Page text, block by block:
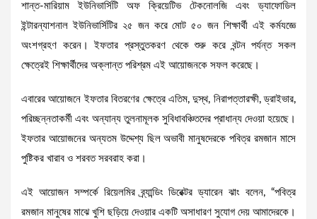
শান্ত-মারিয়াম ইউনিভার্সিটি অফ ক্রিয়েটিভ টেকনোলজি এবং ড্যাফোডিল
ইন্টারন্যাশনাল ইউনিভার্সিটির ২৫ জন করে মোট ৫০ জন শিক্ষার্থী এই কর্মযজ্ঞে
অংশগ্রহণ করেন। ইফতার প্রস্তুতকরণ থেকে শুরু করে বন্টন পর্যন্ত সকল
ক্ষেত্রেই শিক্ষার্থীদের অক্লান্ত পরিশ্রম এই আয়োজনকে সফল করেছে।
এবারের আয়োজনে ইফতার বিতরণের ক্ষেত্রে এতিম, দুস্থ, নিরাপত্তারক্ষী, ড্রাইভার,
পরিচ্ছন্নতাকর্মী এবং অন্যান্য তুলনামূলক সুবিধাবঞ্চিতদের প্রাধান্য দেওয়া হয়েছে।
ইফতার আয়োজনের অন্যতম উদ্দেশ্য ছিল অভাবী মানুষদেরকে পবিত্র রমজান মাসে
পুষ্টিকর খারাব ও শরবত সরবরাহ করা।
এই আয়োজন সম্পর্কে রিয়েলমির ব্র্যান্ডিং ডিরেক্টর ড্যারেন ঝাং বলেন, “পবিত্র
রমজান মানুষের মাঝে খুশি ছড়িয়ে দেওয়ার একটি অসাধারণ সুযোগ দেয় আমাদেরকে।